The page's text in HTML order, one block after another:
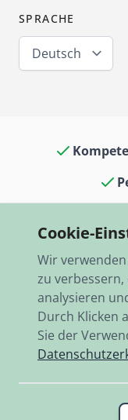
SPRACHE
Deutsch
©
Cookie-
Wir
zu
analysieren
Durch Klicken
Sie der